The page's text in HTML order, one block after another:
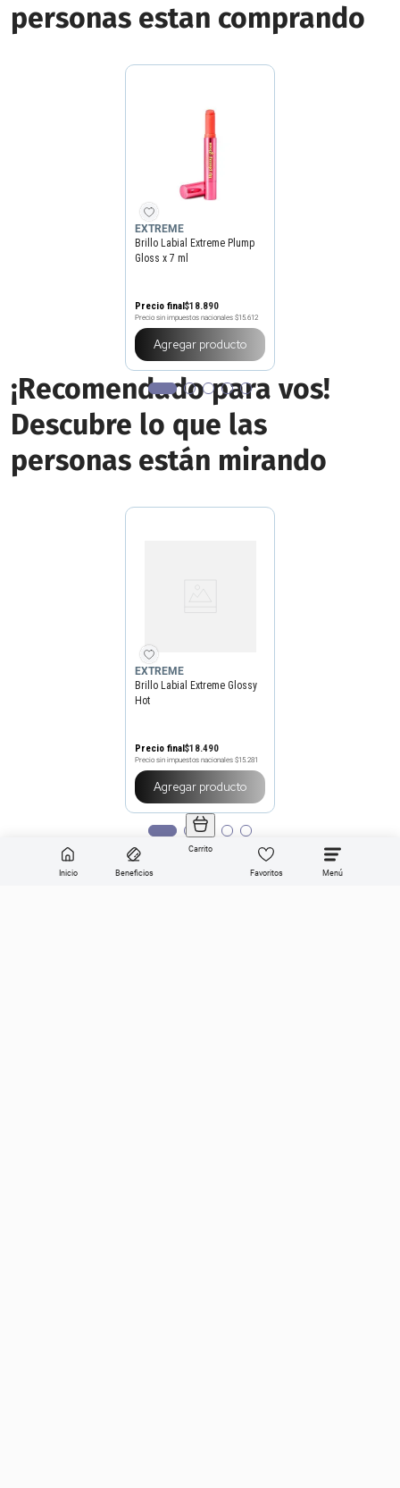
Inicio Beneficios
Carrito
Favoritos
personas estan comprando
EXTREME
Brillo Labial Extreme Plump
Gloss x 7 ml
Precio final$18.890
Precio sin impuestos nacionales $15.612
Agregar producto
¡Recomendado para vos!
Descubre lo que las
personas están mirando
EXTREME
Brillo Labial Extreme Glossy
Hot
Precio final$18.490
Precio sin impuestos nacionales $15.281
Agregar producto